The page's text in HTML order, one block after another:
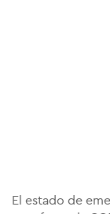
El estado de